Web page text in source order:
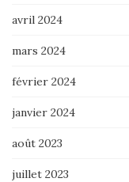
avril 2024
mars 2024
février 2024
janvier 2024
août 2023
juillet 2023